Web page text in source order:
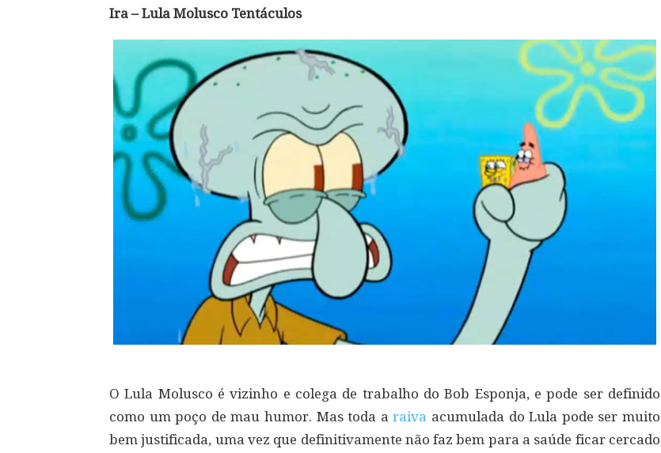
Ira – Lula Molusco Tentáculos
O Lula Molusco é vizinho e colega de trabalho do Bob Esponja, e pode ser definido
como um poço de mau humor. Mas toda araiva acumulada do Lula pode ser muito
bem justificada, uma vez que definitivamente não faz bem para a saúde ficar cercado